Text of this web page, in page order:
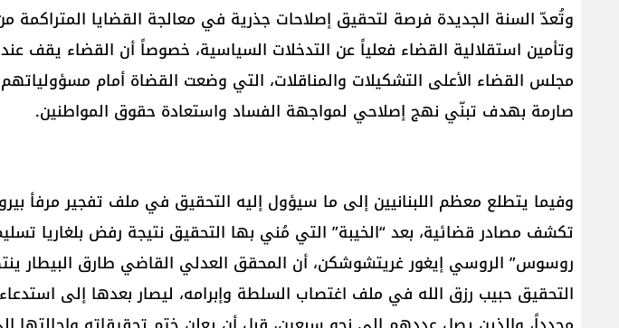
وتُعدّ السنة الجديدة فرصة لتحقيق إصلاحات جذرية في معالجة القضايا المتراكمة
وتأمين استقلالية القضاء فعلياً عن التدخلات السياسية، خصوصاً أن القضاء يقف
مجلس القضاء الأعلى التشكيلات والمناقلات، التي وضعت القضاة أمام
صارمة بهدف تبنّي نهج إصلاحي لمواجهة الفساد واستعادة حقوق المواطنين.
وفيما يتطلع معظم اللبنانيين إلى ما سيؤول إليه التحقيق في ملف تفجير مرفأ
تكشف مصادر قضائية، بعد “الخيبة” التي مُني بها التحقيق نتيجة رفض بلغاريا
روسوس” الروسي إيغور غريتشوشكن، أن المحقق العدلي القاضي طارق البيطار
التحقيق حبيب رزق الله في ملف اغتصاب السلطة وإبرامه، ليصار بعدها إلى